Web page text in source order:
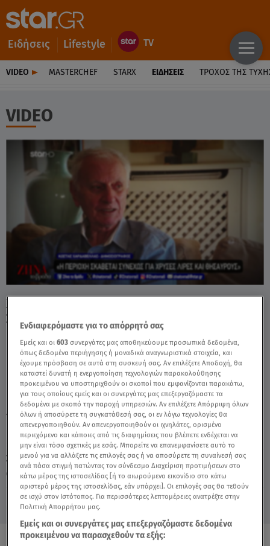
Ειδήσεις Lifestyle
VIDEO MASTERCHEF STARX ΕΙΔΉΣΕΙΣ ΤΡΟΧΌΣ ΤΗΣ
VIDEO
Σάββατο 8 Αυγούστου 2026
08.02.24, 01:21 ΕΛΛΑΔΑ
Χαρδαβέλλας Για Μεσολόγγι: Σκάβουν
Συνέχεια Για Θησαυρούς - Video
TAGS: ΜΕΣΟΛΟΓΓΙ ΚΩΣΤΑΣ ΧΑΡΔΑΒΕΛΛΑΣ
Ενδιαφερόμαστε για το απόρρητό σας
Εμείς και οι603 συνεργάτες μας αποθηκεύουμε προσωπικά δεδομένα,
όπως δεδομένα περιήγησης ή μοναδικά αναγνωριστικά στοιχεία, και
έχουμε πρόσβαση σε αυτά στη συσκευή σας. Αν επιλέξετε Αποδοχή, θα
καταστεί δυνατή η ενεργοποίηση τεχνολογιών παρακολούθησης
προκειμένου να υποστηριχθούν οι σκοποί που εμφανίζονται παρακάτω,
για τους οποίους εμείς και οι συνεργάτες μας επεξεργαζόμαστε τα
δεδομένα με σκοπό την παροχή υπηρεσιών. Αν επιλέξετε Απόρριψη όλων
όλων ή αποσύρετε τη συγκατάθεσή σας, οι εν λόγω τεχνολογίες θα
απενεργοποιηθούν. Αν απενεργοποιηθούν οι ιχνηλάτες, ορισμένο
περιεχόμενο και κάποιες από τις διαφημίσεις που βλέπετε ενδέχεται να
μην είναι τόσο σχετικές με εσάς. Μπορείτε να επανεμφανίσετε αυτό το
μενού για να αλλάξετε τις επιλογές σας ή να αποσύρετε τη συναίνεσή σας
ανά πάσα στιγμή πατώντας τον σύνδεσμο Διαχείριση προτιμήσεων στο
κάτω μέρος της ιστοσελίδας [ή το αιωρούμενο εικονίδιο στο κάτω
αριστερό μέρος της ιστοσελίδας, εάν υπάρχει]. Οι επιλογές σας θα τεθούν
σε ισχύ στον Ιστότοπος. Για περισσότερες λεπτομέρειες ανατρέξτε στην
Πολιτική Απορρήτου μας.
Εμείς και οι συνεργάτες μας επεξεργαζόμαστε δεδομένα
προκειμένου να παρασχεθούν τα εξής: